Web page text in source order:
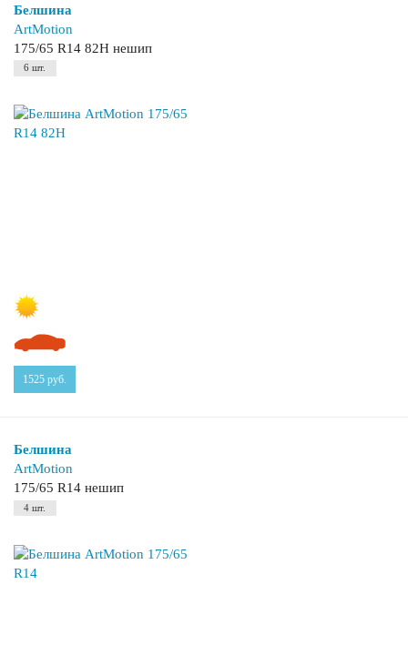
Белшина
ArtMotion
175/65 R14 82H нешип
6 шт.
1525 руб.
Белшина
ArtMotion
175/65 R14 нешип
4 шт.